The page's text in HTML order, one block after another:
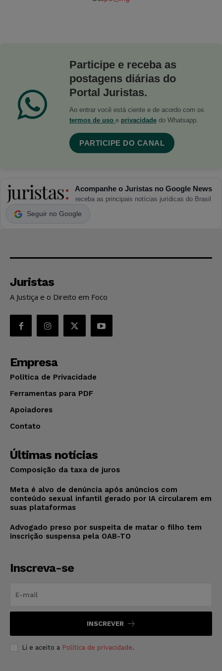
Participe e receba as
postagens diárias do
Portal Juristas.
Ao entrar você está ciente e de acordo com os
termos de uso e privacidade do Whatsapp.
PARTICIPE DO CANAL
Acompanhe o Juristas no Google News
receba as principais notícias jurídicas do Brasil
Seguir no Google
Juristas
A Justiça e o Direito em Foco
Empresa
Política de Privacidade
Ferramentas para PDF
Apoiadores
Contato
Últimas notícias
Composição da taxa de juros
Meta é alvo de denúncia após anúncios com
conteúdo sexual infantil gerado por IA circularem em
suas plataformas
Advogado preso por suspeita de matar o filho tem
inscrição suspensa pela OAB-TO
Inscreva-se
INSCREVER
Li e aceito a Política de privacidade.